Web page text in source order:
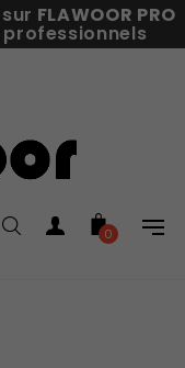
FLAWOOR PRO
0